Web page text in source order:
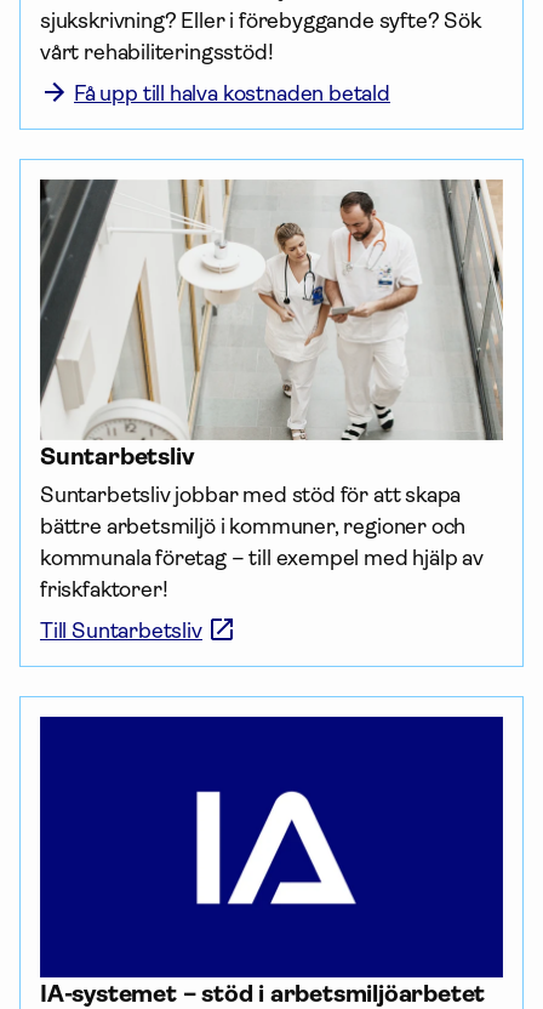
sjukskrivning? Eller i förebyggande syfte? Sök
vårt rehabili­terings­stöd!
Få upp till halva kostnaden betald
Suntarbetsliv
Suntarbetsliv jobbar med stöd för att skapa
bättre arbetsmiljö i kommuner, regioner och
kommunala företag – till exempel med hjälp av
friskfaktorer!
Till Suntarbetsliv
IA-systemet – stöd i arbets­miljö­arbetet